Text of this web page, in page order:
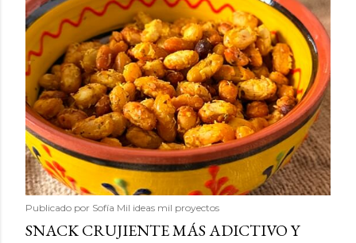
Publicado por Sofía Mil ideas mil proyectos
SNACK CRUJIENTE MÁS ADICTIVO Y